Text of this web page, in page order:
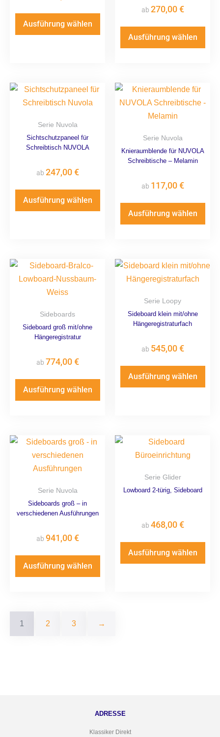
Ausführung wählen
ab 270,00€
Ausführung wählen
Serie Nuvola
Sichtschutzpaneel für
Schreibtisch NUVOLA
ab 247,00€
Ausführung wählen
Serie Nuvola
Knieraumblende für NUVOLA
Schreibtische – Melamin
ab 117,00€
Ausführung wählen
Sideboards
Sideboard groß mit/ohne
Hängeregistratur
ab 774,00€
Ausführung wählen
Serie Loopy
Sideboard klein mit/ohne
Hängeregistraturfach
ab 545,00€
Ausführung wählen
Serie Nuvola
Sideboards groß – in
verschiedenen Ausführungen
ab 941,00€
Ausführung wählen
Serie Glider
Lowboard 2-türig, Sideboard
ab 468,00€
Ausführung wählen
1 2 3 →
ADRESSE
Klassiker Direkt